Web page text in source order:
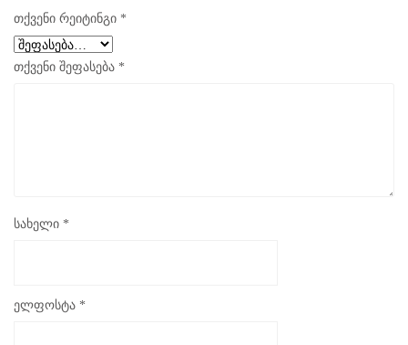
თქვენი რეიტინგი *
თქვენი შეფასება *
სახელი *
ელფოსტა *